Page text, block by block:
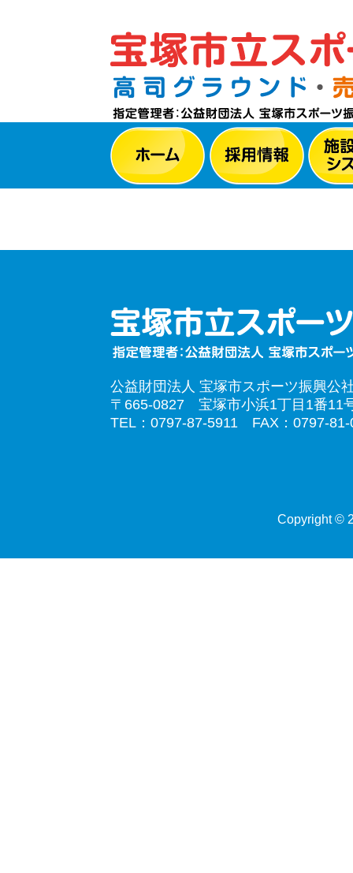
公益財団法人 宝塚市スポーツ振興公
〒665-0827 宝塚市小浜1丁目1番11
TEL：0797-87-5911 FAX：0797-81-
Copyright ©